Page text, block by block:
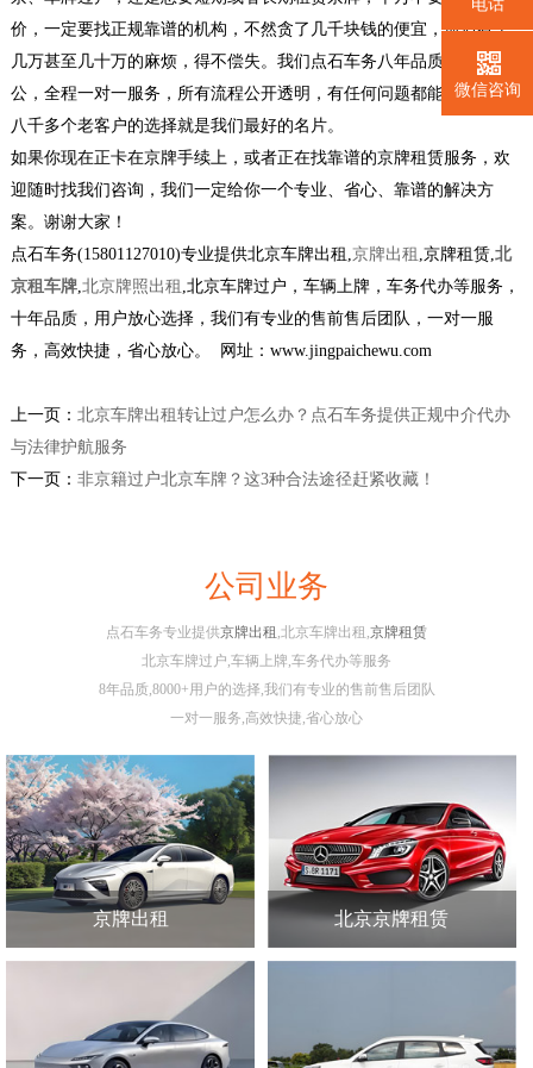
价，一定要找正规靠谱的机构，不然贪了几千块钱的便宜，最后惹上
几万甚至几十万的麻烦，得不偿失。我们点石车务八年品质，实体办
公，全程一对一服务，所有流程公开透明，有任何问题都能找到人，
八千多个老客户的选择就是我们最好的名片。
如果你现在正卡在京牌手续上，或者正在找靠谱的京牌租赁服务，欢
迎随时找我们咨询，我们一定给你一个专业、省心、靠谱的解决方
案。谢谢大家！
点石车务(15801127010)专业提供北京车牌出租, 京牌出租 ,京牌租赁, 北
京租车牌, 北京牌照出租 ,北京车牌过户，车辆上牌，车务代办等服务，
十年品质，用户放心选择，我们有专业的售前售后团队，一对一服
务，高效快捷，省心放心。 网址：www.jingpaichewu.com
上一页： 北京车牌出租转让过户怎么办？点石车务提供正规中介代办
与法律护航服务
下一页： 非京籍过户北京车牌？这3种合法途径赶紧收藏！
公司业务
点石车务专业提供京牌出租 ,北京车牌出租,京牌租赁
北京车牌过户,车辆上牌,车务代办等服务
8年品质,8000+用户的选择,我们有专业的售前售后团队
一对一服务,高效快捷,省心放心
京牌出租 北京京牌租赁
电话
微信咨询